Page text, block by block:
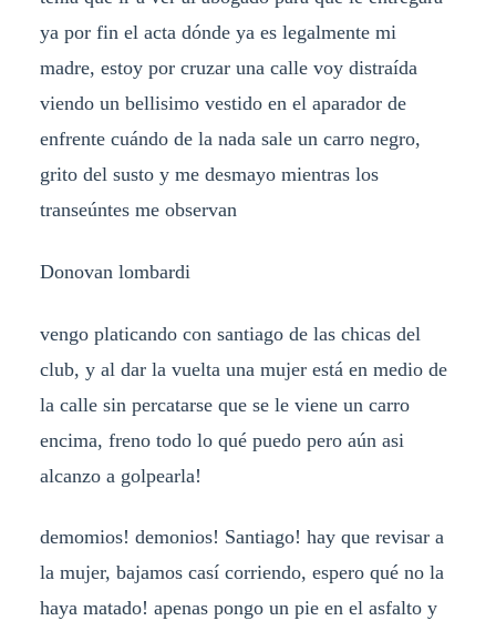
ya por fin el acta dónde ya es legalmente mi
madre, estoy por cruzar una calle voy distraída
viendo un bellisimo vestido en el aparador de
enfrente cuándo de la nada sale un carro negro,
grito del susto y me desmayo mientras los
transeúntes me observan
Donovan lombardi
vengo platicando con santiago de las chicas del
club, y al dar la vuelta una mujer está en medio de
la calle sin percatarse que se le viene un carro
encima, freno todo lo qué puedo pero aún asi
alcanzo a golpearla!
demomios! demonios! Santiago! hay que revisar a
la mujer, bajamos casí corriendo, espero qué no la
haya matado! apenas pongo un pie en el asfalto y